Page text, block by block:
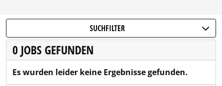
SUCHFILTER
0 JOBS GEFUNDEN
Es wurden leider keine Ergebnisse gefunden.